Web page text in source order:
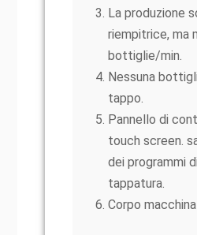
La produzione
riempitrice, ma
bottiglie/min.
Nessuna
tappo.
Pannello di
touch screen.
dei programmi di
tappatura.
Corpo